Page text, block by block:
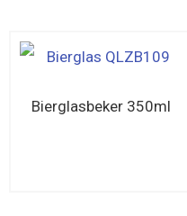
Bierglasbeker 350ml